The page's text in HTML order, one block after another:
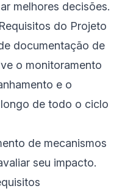
melhores decisões.
do Projeto
documentação de
o monitoramento
e o
de todo o ciclo
de mecanismos
seu impacto.